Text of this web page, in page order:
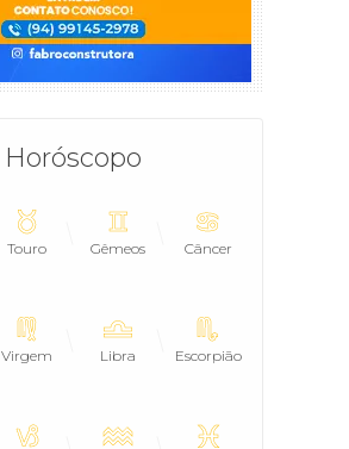
Horóscopo
Touro Gêmeos Câncer
Virgem Libra Escorpião